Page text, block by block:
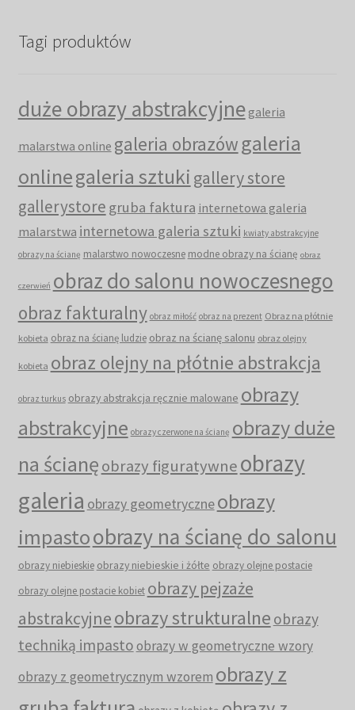
Tagi produktów
duże obrazy abstrakcyjne galeria
malarstwa online galeria obrazów galeria
onlinegaleria sztuki gallery store
gallerystore gruba faktura internetowa galeria
malarstwa internetowa galeria sztuki kwiaty abstrakcyjne
obrazy na ścianę malarstwo nowoczesne modne obrazy na ścianę obraz
czerwień obraz do salonu nowoczesnego
obraz fakturalny obraz miłość obraz na prezent Obraz na płótnie
kobieta obraz na ścianę ludzie obraz na ścianę salonu obraz olejny
kobieta obraz olejny na płótnie abstrakcja
obraz turkus obrazy abstrakcja ręcznie malowane obrazy
abstrakcyjne obrazy czerwone na ścianę obrazy duże
na ścianęobrazy figuratywneobrazy
galeria obrazy geometryczneobrazy
impastoobrazy na ścianę do salonu
obrazy niebieskie obrazy niebieskie i żółte obrazy olejne postacie
obrazy olejne postacie kobiet obrazy pejzaże
abstrakcyjneobrazy strukturalne obrazy
techniką impastoobrazy w geometryczne wzory
obrazy z geometrycznym wzorem obrazy z